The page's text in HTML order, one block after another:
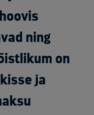
ning
on
ja